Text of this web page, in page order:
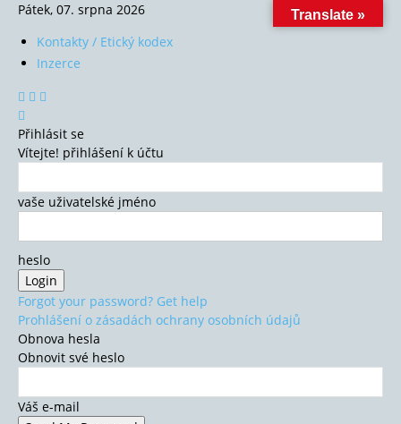
Pátek, 07. srpna 2026
Kontakty / Etický kodex
Inzerce
Přihlásit se
Vítejte! přihlášení k účtu
vaše uživatelské jméno
heslo
Forgot your password? Get help
Prohlášení o zásadách ochrany osobních údajů
Obnova hesla
Obnovit své heslo
Váš e-mail
Translate »